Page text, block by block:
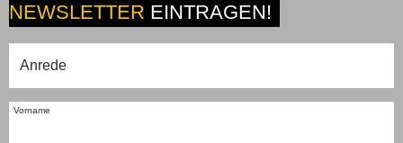
NEWSLETTER EINTRAGEN!
Vorname